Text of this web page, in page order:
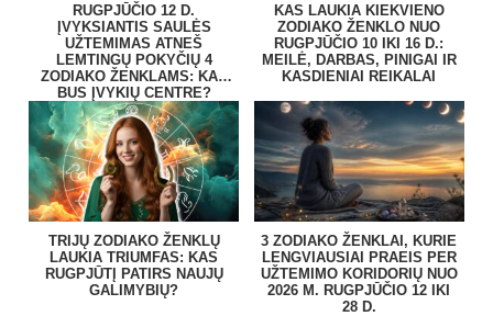
RUGPJŪČIO 12 D.
ĮVYKSIANTIS SAULĖS
UŽTEMIMAS ATNEŠ
LEMTINGŲ POKYČIŲ 4
ZODIAKO ŽENKLAMS: KAS
BUS ĮVYKIŲ CENTRE?
KAS LAUKIA KIEKVIENO
ZODIAKO ŽENKLO NUO
RUGPJŪČIO 10 IKI 16 D.:
MEILĖ, DARBAS, PINIGAI IR
KASDIENIAI REIKALAI
TRIJŲ ZODIAKO ŽENKLŲ
LAUKIA TRIUMFAS: KAS
RUGPJŪTĮ PATIRS NAUJŲ
GALIMYBIŲ?
3 ZODIAKO ŽENKLAI, KURIE
LENGVIAUSIAI PRAEIS PER
UŽTEMIMO KORIDORIŲ NUO
2026 M. RUGPJŪČIO 12 IKI
28 D.